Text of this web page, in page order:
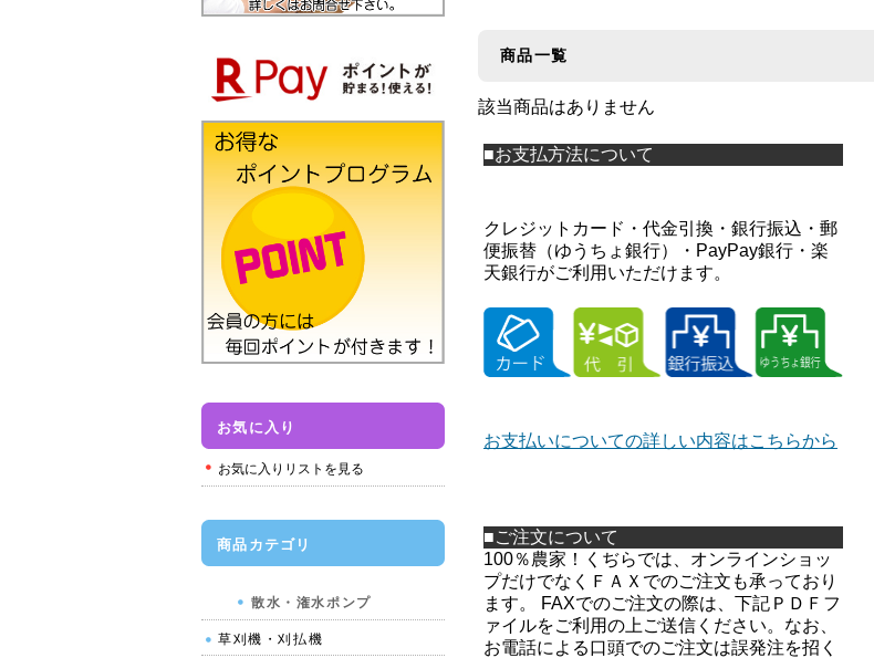
商品一覧
該当商品はありません
■お支払方法について
クレジットカード・代金引換・銀行振込・郵
便振替（ゆうちょ銀行）・PayPay銀行・楽
天銀行がご利用いただけます。
お支払いについての詳しい内容はこちらから
■ご注文について
100％農家！くぢらでは、オンラインショッ
プだけでなくＦＡＸでのご注文も承っており
ます。 FAXでのご注文の際は、下記ＰＤＦフ
ァイルをご利用の上ご送信ください。なお、
お電話による口頭でのご注文は誤発注を招く
お気に入り
お気に入りリストを見る
商品カテゴリ
散水・潅水ポンプ
草刈機・刈払機